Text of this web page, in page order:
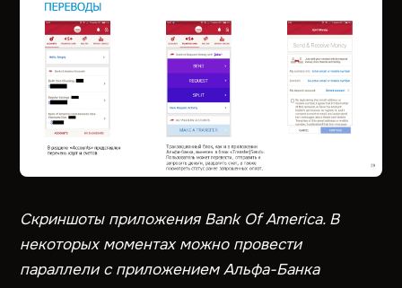
Скриншоты приложения Bank Of America. В
некоторых моментах можно провести
параллели с приложением Альфа-Банка